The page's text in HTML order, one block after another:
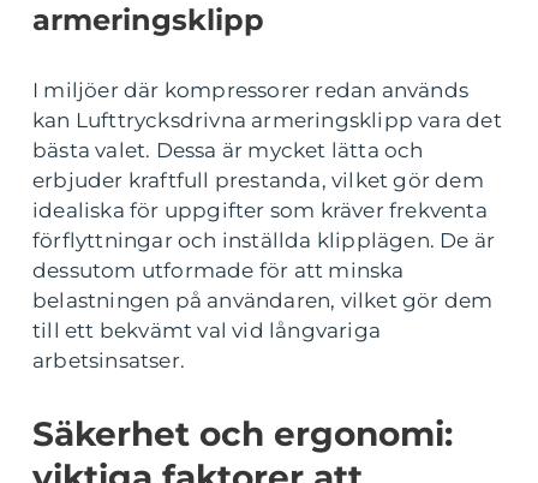
armeringsklipp
I miljöer där kompressorer redan används
kan Lufttrycksdrivna armeringsklipp vara det
bästa valet. Dessa är mycket lätta och
erbjuder kraftfull prestanda, vilket gör dem
idealiska för uppgifter som kräver frekventa
förflyttningar och inställda klipplägen. De är
dessutom utformade för att minska
belastningen på användaren, vilket gör dem
till ett bekvämt val vid långvariga
arbetsinsatser.
Säkerhet och ergonomi: